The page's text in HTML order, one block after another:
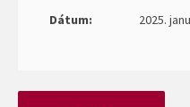
Dátum:
2025.